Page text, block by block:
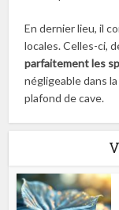
En dernier lieu, il
locales. Celles-ci,
parfaitement les
négligeable dans
plafond de cave.